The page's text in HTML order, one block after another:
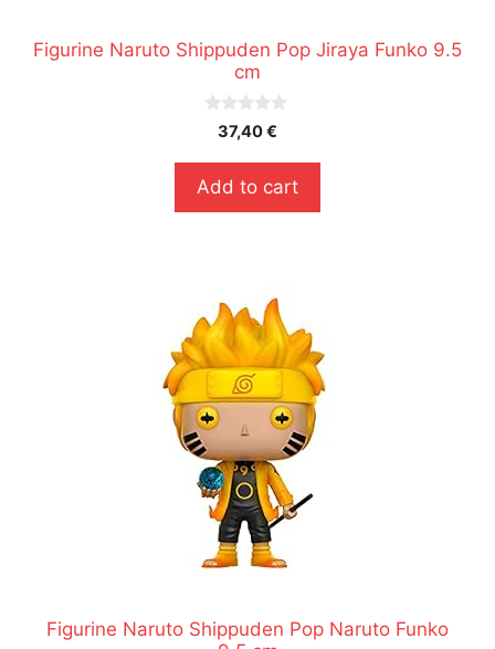
Figurine Naruto Shippuden Pop Jiraya Funko 9.5
cm
s
5
37,40€
Add to cart
Figurine Naruto Shippuden Pop Naruto Funko